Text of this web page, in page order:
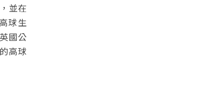
並在
球生
國公
高球